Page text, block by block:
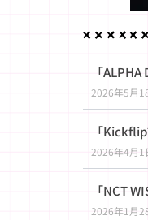
「
2026年5月
「
2026年4月1
「NCT
2026年1月